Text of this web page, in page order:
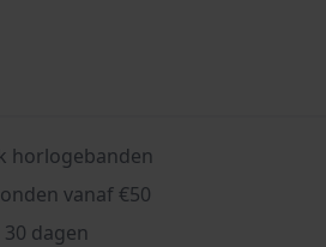
horlogebanden
vanaf €50
dagen